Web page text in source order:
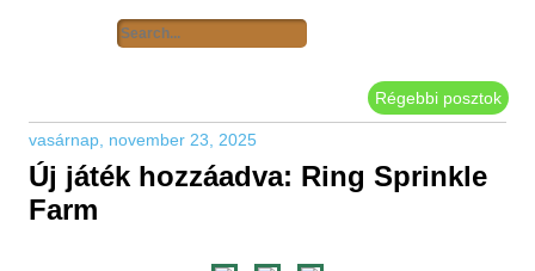
Régebbi posztok
vasárnap, november 23, 2025
Új játék hozzáadva: Ring Sprinkle
Farm